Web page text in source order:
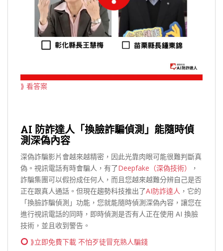
⟫ 看答案
AI 防詐達人 「換臉詐騙偵測」能隨時偵
測深偽內容
深偽詐騙影片會越來越精密，因此光靠肉眼可能很難判斷真
偽。視訊電話有時會騙人，有了Deepfake（深偽技術）
，
詐騙集團可以假扮成任何人，而且您越來越難分辨自己是否
正在跟真人通話。但現在趨勢科技推出了AI防詐達人 ，它的
「換臉詐騙偵測」功能，您就能隨時偵測深偽內容，讓您在
進行視訊電話的同時，即時偵測是否有人正在使用 AI 換臉
技術，並且收到警告。
⟫立即免費下載 不怕歹徒冒充熟人騙錢